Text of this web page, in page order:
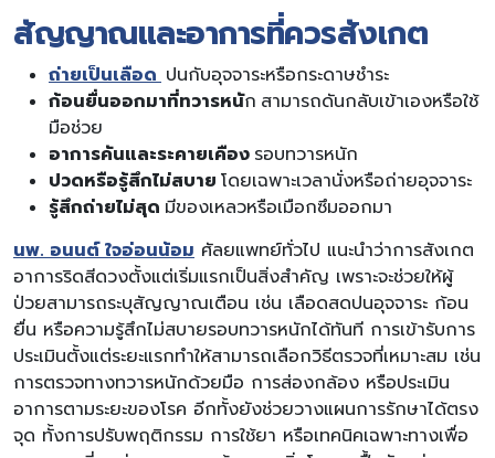
สัญญาณและอาการที่ควรสังเกต
ถ่ายเป็นเลือด ปนกับอุจจาระหรือกระดาษชำระ
ก้อนยื่นออกมาที่ทวารหนัก สามารถดันกลับเข้าเองหรือใช้
มือช่วย
อาการคันและระคายเคือง รอบทวารหนัก
ปวดหรือรู้สึกไม่สบาย โดยเฉพาะเวลานั่งหรือถ่ายอุจจาระ
รู้สึกถ่ายไม่สุด มีของเหลวหรือเมือกซึมออกมา
นพ. อนนต์ ใจอ่อนน้อม ศัลยแพทย์ทั่วไป แนะนำว่าการสังเกต
อาการริดสีดวงตั้งแต่เริ่มแรกเป็นสิ่งสำคัญ เพราะจะช่วยให้ผู้
ป่วยสามารถระบุสัญญาณเตือน เช่น เลือดสดปนอุจจาระ ก้อน
ยื่น หรือความรู้สึกไม่สบายรอบทวารหนักได้ทันที การเข้ารับการ
ประเมินตั้งแต่ระยะแรกทำให้สามารถเลือกวิธีตรวจที่เหมาะสม เช่น
การตรวจทางทวารหนักด้วยมือ การส่องกล้อง หรือประเมิน
อาการตามระยะของโรค อีกทั้งยังช่วยวางแผนการรักษาได้ตรง
จุด ทั้งการปรับพฤติกรรม การใช้ยา หรือเทคนิคเฉพาะทางเพื่อ